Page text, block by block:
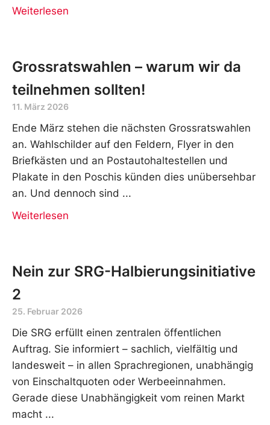
Weiterlesen
Grossratswahlen – warum wir da
teilnehmen sollten!
11. März 2026
Ende März stehen die nächsten Grossratswahlen
an. Wahlschilder auf den Feldern, Flyer in den
Briefkästen und an Postautohaltestellen und
Plakate in den Poschis künden dies unübersehbar
an. Und dennoch sind
Weiterlesen
Nein zur SRG-Halbierungsinitiative
2
25. Februar 2026
Die SRG erfüllt einen zentralen öffentlichen
Auftrag. Sie informiert – sachlich, vielfältig und
landesweit – in allen Sprachregionen, unabhängig
von Einschaltquoten oder Werbeeinnahmen.
Gerade diese Unabhängigkeit vom reinen Markt
macht